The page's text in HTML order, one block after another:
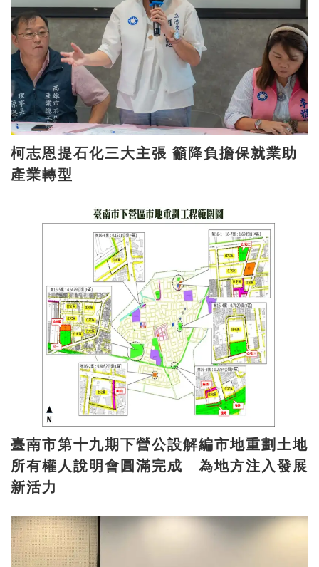
柯志恩提石化三大主張 籲降負擔保就業助
產業轉型
臺南市第十九期下營公設解編市地重劃土地
所有權人說明會圓滿完成 為地方注入發展
新活力